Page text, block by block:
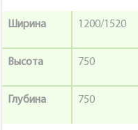
Ширина 1200/1520
Высота 750
Глубина 750